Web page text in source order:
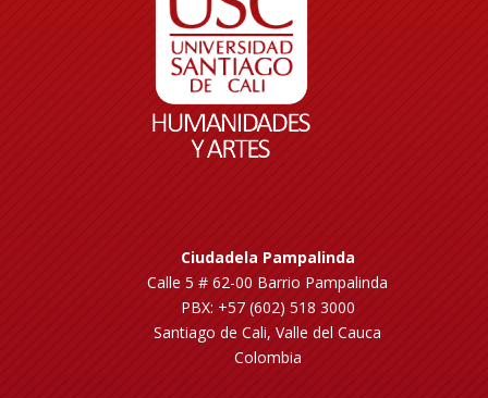
Ciudadela Pampalinda
Calle 5 # 62-00 Barrio Pampalinda
PBX: +57 (602) 518 3000
Santiago de Cali, Valle del Cauca
Colombia